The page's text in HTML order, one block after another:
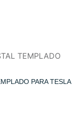
PARA TESLA